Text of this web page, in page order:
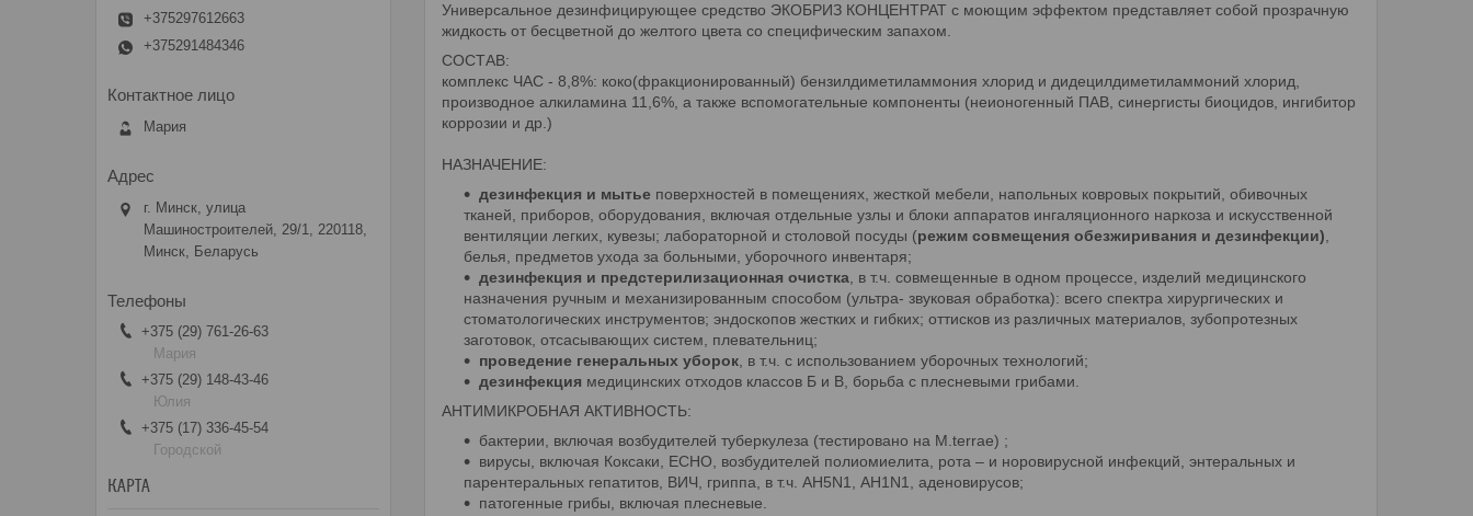
Универсальное дезинфицирующее средство ЭКОБРИЗ КОНЦЕНТРАТ с моющим эффектом представляет собой прозрачную
жидкость от бесцветной до желтого цвета со специфическим запахом.
СОСТАВ:
комплекс ЧАС - 8,8%: коко(фракционированный) бензилдиметиламмония хлорид и дидецилдиметиламмоний хлорид,
производное алкиламина 11,6%, а также вспомогательные компоненты (неионогенный ПАВ, синергисты биоцидов, ингибитор
коррозии и др.)
НАЗНАЧЕНИЕ:
дезинфекция и мытье поверхностей в помещениях, жесткой мебели, напольных ковровых покрытий, обивочных
тканей, приборов, оборудования, включая отдельные узлы и блоки аппаратов ингаляционного наркоза и искусственной
вентиляции легких, кувезы; лабораторной и столовой посуды (режим совмещения обезжиривания и дезинфекции)
белья, предметов ухода за больными, уборочного инвентаря;
дезинфекция и предстерилизационная очистка , в т.ч. совмещенные в одном процессе, изделий медицинского
назначения ручным и механизированным способом (ультра- звуковая обработка): всего спектра хирургических и
стоматологических инструментов; эндоскопов жестких и гибких; оттисков из различных материалов, зубопротезных
заготовок, отсасывающих систем, плевательниц;
проведение генеральных уборок , в т.ч. с использованием уборочных технологий;
дезинфекция медицинских отходов классов Б и В, борьба с плесневыми грибами.
АНТИМИКРОБНАЯ АКТИВНОСТЬ:
бактерии, включая возбудителей туберкулеза (тестировано на M.terrae) ;
вирусы, включая Коксаки, ЕСНО, возбудителей полиомиелита, рота – и норовирусной инфекций, энтеральных и
парентеральных гепатитов, ВИЧ, гриппа, в т.ч. АН5N1, АН1N1, аденовирусов;
патогенные грибы, включая плесневые.
+375297612663
+375291484346
Мария
г. Минск, улица
Машиностроителей, 29/1, 220118,
Минск, Беларусь
+375 (29) 761-26-63
Мария
+375 (29) 148-43-46
Юлия
+375 (17) 336-45-54
Городской
КАРТА